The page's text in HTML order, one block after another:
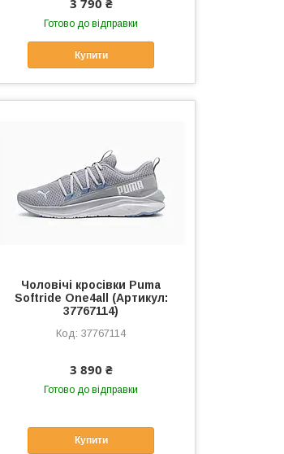
3 790 ₴
Готово до відправки
Купити
Чоловічі кросівки Puma
Softride One4all (Артикул:
37767114)
37767114
3 890 ₴
Готово до відправки
Купити